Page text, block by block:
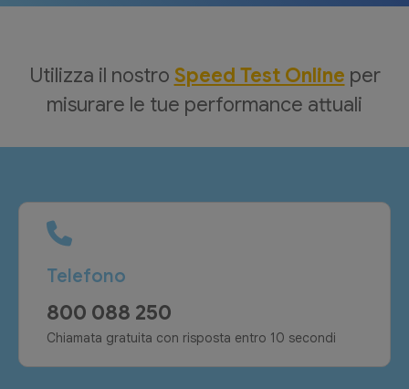
Utilizza il nostro Speed Test Online per
misurare le tue performance attuali
Telefono
800 088 250
Chiamata gratuita con risposta entro 10 secondi